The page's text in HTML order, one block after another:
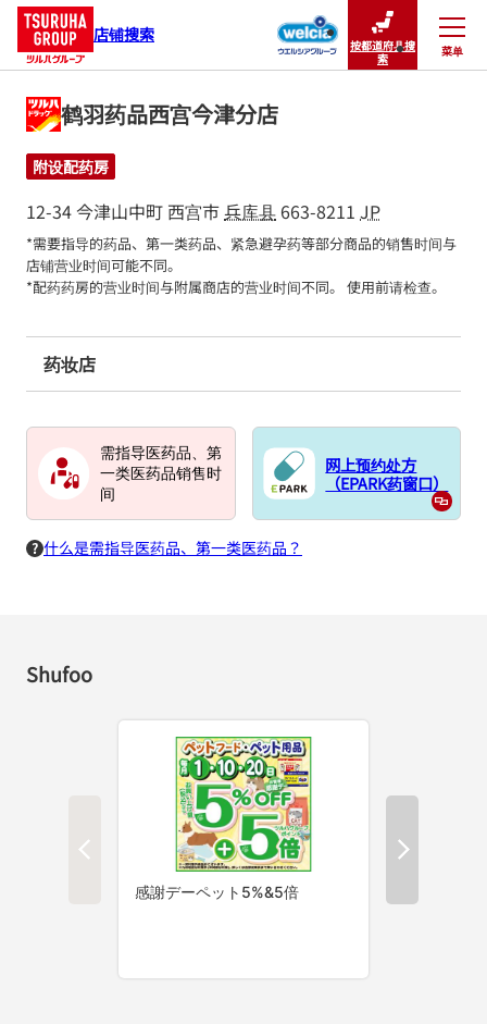
店铺搜索
按都道府县搜
索
菜单
关闭
鹤羽药品西宫今津分店
附设配药房
12-34 今津山中町 西宫市兵库县 663-8211 JP
*需要指导的药品、第一类药品、紧急避孕药等部分商品的销售时间与
店铺营业时间可能不同。
*配药药房的营业时间与附属商店的营业时间不同。 使用前请检查。
药妆店
需指导医药品、第
一类医药品销售时
间
网上预约处方
（EPARK药窗口）
什么是需指导医药品、第一类医药品？
Shufoo